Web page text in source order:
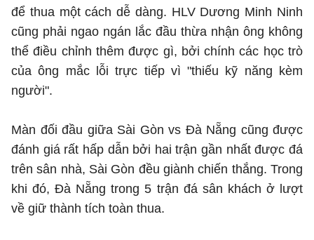
để thua một cách dễ dàng. HLV Dương Minh Ninh
cũng phải ngao ngán lắc đầu thừa nhận ông không
thể điều chỉnh thêm được gì, bởi chính các học trò
của ông mắc lỗi trực tiếp vì "thiếu kỹ năng kèm
người".
Màn đối đầu giữa Sài Gòn vs Đà Nẵng cũng được
đánh giá rất hấp dẫn bởi hai trận gần nhất được đá
trên sân nhà, Sài Gòn đều giành chiến thắng. Trong
khi đó, Đà Nẵng trong 5 trận đá sân khách ở lượt
về giữ thành tích toàn thua.